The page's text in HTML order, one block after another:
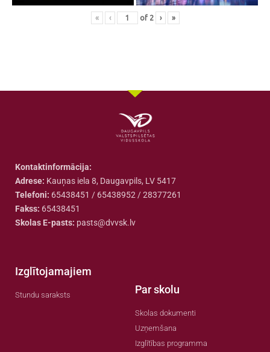
« ‹ of 2 › »
Kontaktinformācija:
Adrese: Kauņas iela 8, Daugavpils, LV 5417
Telefoni: 65438451 / 65438952 / 28377261
Fakss: 65438451
Skolas E-pasts: pasts@dvvsk.lv
Izglītojamajiem
Stundu saraksts Par skolu
Skolas dokumenti
Uzņemšana
Izglītības programma